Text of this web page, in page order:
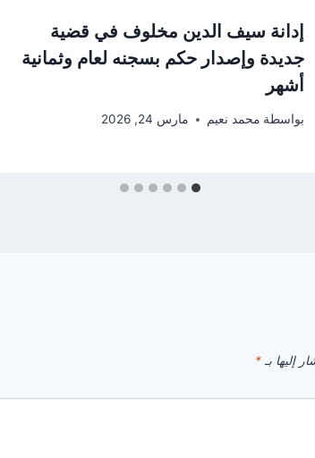
إدانة سيف الدين مخلوف في قضية
جديدة وإصدار حكم بسجنه لعام وثمانية
أشهر
بواسطة محمد نعيم مارس 24, 2026
إليها بـ *